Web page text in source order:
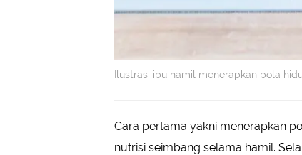
Ilustrasi ibu hamil menerapkan pola
Cara pertama yakni menerapkan
nutrisi seimbang selama hamil.